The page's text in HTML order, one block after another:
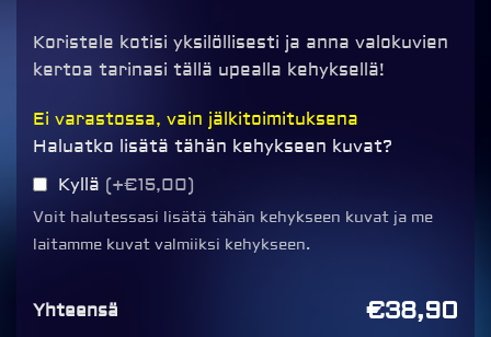
Koristele kotisi yksilöllisesti ja anna valokuvien
kertoa tarinasi tällä upealla kehyksellä!
Ei varastossa, vain jälkitoimituksena
Haluatko lisätä tähän kehykseen kuvat?
Kyllä (+€15,00)
Voit halutessasi lisätä tähän kehykseen kuvat ja me
laitamme kuvat valmiiksi kehykseen.
Yhteensä €38,90
Kollaasikehys
13
valokuvalle,
musta
määrä